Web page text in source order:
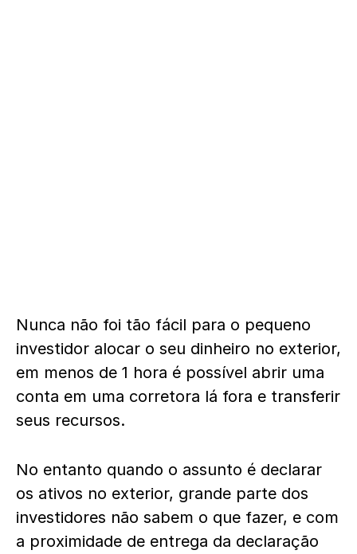
Nunca não foi tão fácil para o pequeno
investidor alocar o seu dinheiro no exterior,
em menos de 1 hora é possível abrir uma
conta em uma corretora lá fora e transferir
seus recursos.
No entanto quando o assunto é declarar
os ativos no exterior, grande parte dos
investidores não sabem o que fazer, e com
a proximidade de entrega da declaração